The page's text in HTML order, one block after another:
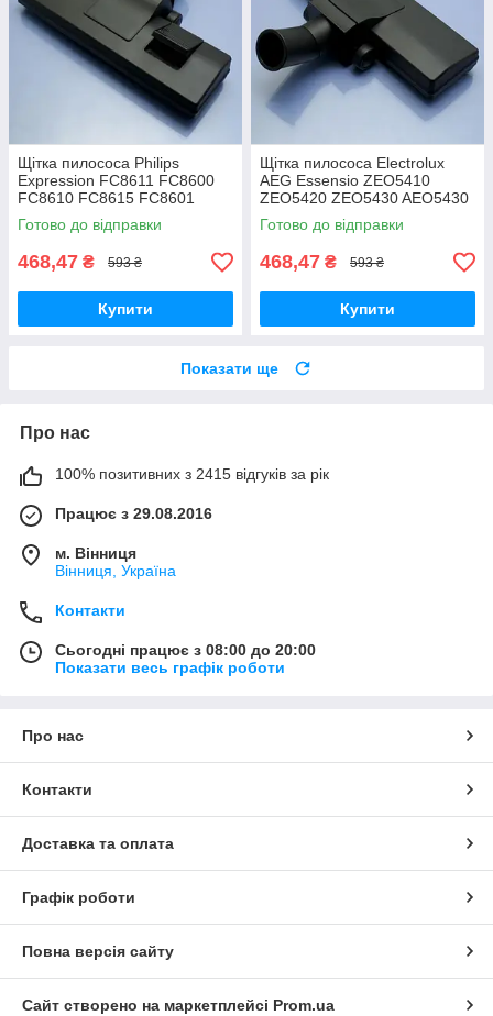
Щітка пилососа Philips
Expression FC8611 FC8600
FC8610 FC8615 FC8601
FC8602 FC8604 FC8606
FC8612 FC8619
двохрежимна
Готово до відправки
468,47 ₴ 593 ₴
Купити
Щітка пилососа Electrolux
AEG Essensio ZEO5410
ZEO5420 ZEO5430 AEO5430
ZEO5432 двохрежимна
Готово до відправки
468,47 ₴ 593 ₴
Купити
Показати ще
Про нас
100% позитивних з 2415 відгуків за рік
Працює з 29.08.2016
м. Вінниця
Вінниця, Україна
Контакти
Сьогодні працює з 08:00 до 20:00
Показати весь графік роботи
Про нас
Контакти
Доставка та оплата
Графік роботи
Повна версія сайту
Сайт створено на маркетплейсі Prom.ua